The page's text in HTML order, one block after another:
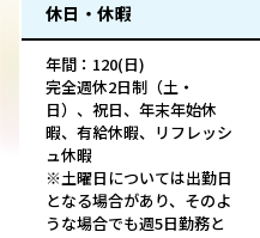
休日・休暇
年間：120(日)
完全週休2日制（土・
日）、祝日、年末年始休
暇、有給休暇、リフレッシ
ュ休暇
※土曜日については出勤日
となる場合があり、そのよ
うな場合でも週5日勤務と